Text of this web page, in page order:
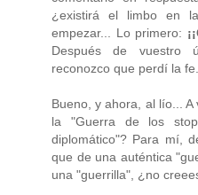
¿existirá el limbo en
empezar... Lo primero:
Después de vuestro
reconozco que perdí la fe...
Bueno, y ahora, al lío...
la "Guerra de los
diplomático"? Para mí,
que de una auténtica
una "guerrilla", ¿no